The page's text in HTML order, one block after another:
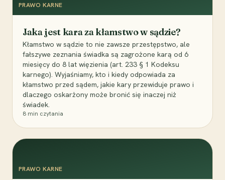
PRAWO KARNE
Jaka jest kara za kłamstwo w sądzie?
Kłamstwo w sądzie to nie zawsze przestępstwo, ale
fałszywe zeznania świadka są zagrożone karą od 6
miesięcy do 8 lat więzienia (art. 233 § 1 Kodeksu
karnego). Wyjaśniamy, kto i kiedy odpowiada za
kłamstwo przed sądem, jakie kary przewiduje prawo i
dlaczego oskarżony może bronić się inaczej niż
świadek.
8 min czytania
PRAWO KARNE